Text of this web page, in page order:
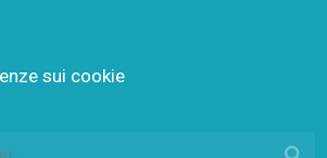
sui cookie